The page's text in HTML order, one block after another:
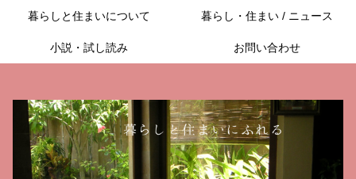
暮らしと住まいについて 暮らし・住まい / ニュース
小説・試し読み お問い合わせ